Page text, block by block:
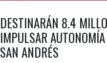
DESTINARÁN 8.4
IMPULSAR
SAN ANDRÉS